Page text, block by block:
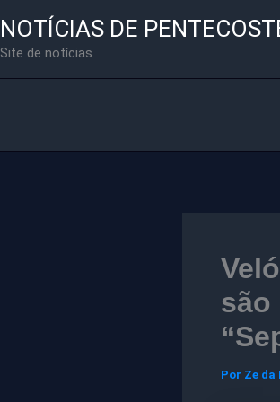
NOTÍCIAS DE
Site de notícias
são
Por Ze da